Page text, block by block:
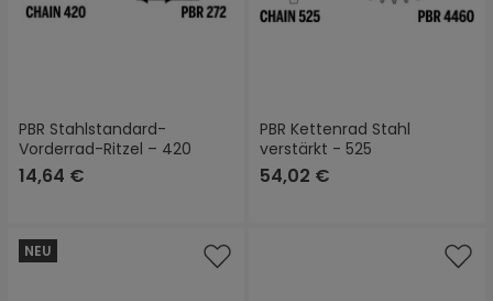
PBR Stahlstandard-
Vorderrad-Ritzel – 420
14,64 €
PBR Kettenrad Stahl
verstärkt - 525
54,02 €
NEU